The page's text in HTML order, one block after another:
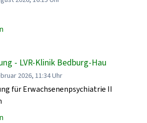
- LVR-Klinik Bedburg-Hau
2026, 11:34 Uhr
für Erwachsenenpsychiatrie II